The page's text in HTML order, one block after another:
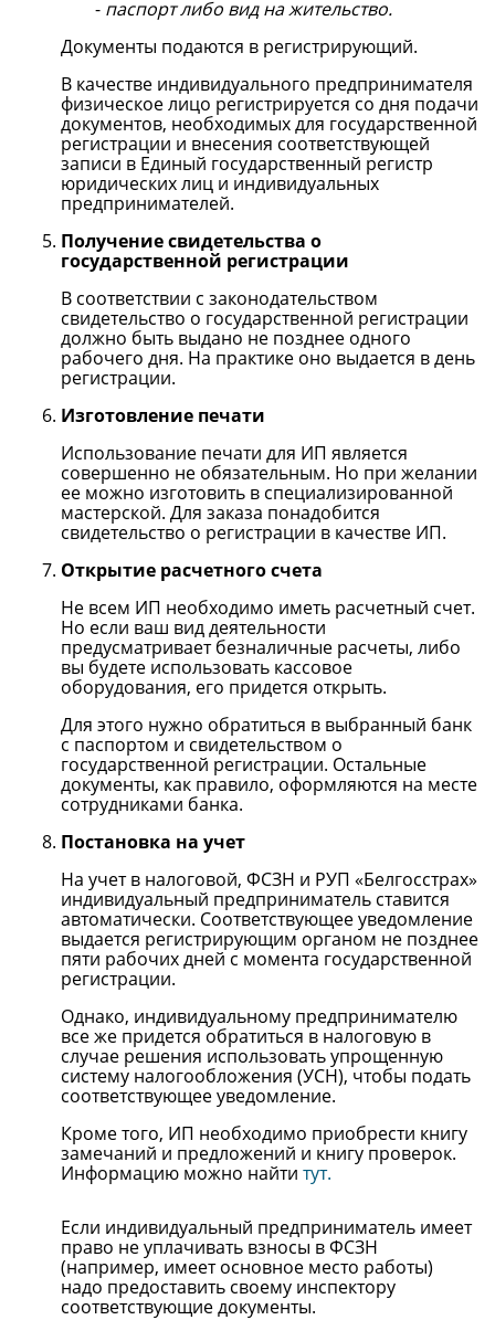
паспорт либо вид на жительство.
Документы подаются в регистрирующий.
В качестве индивидуального предпринимателя
физическое лицо регистрируется со дня подачи
документов, необходимых для государственной
регистрации и внесения соответствующей
записи в Единый государственный регистр
юридических лиц и индивидуальных
предпринимателей.
Получение свидетельства о
государственной регистрации
В соответствии с законодательством
свидетельство о государственной регистрации
должно быть выдано не позднее одного
рабочего дня. На практике оно выдается в день
регистрации.
Изготовление печати
Использование печати для ИП является
совершенно не обязательным. Но при желании
ее можно изготовить в специализированной
мастерской. Для заказа понадобится
свидетельство о регистрации в качестве ИП.
Открытие расчетного счета
Не всем ИП необходимо иметь расчетный счет.
Но если ваш вид деятельности
предусматривает безналичные расчеты, либо
вы будете использовать кассовое
оборудования, его придется открыть.
Для этого нужно обратиться в выбранный банк
с паспортом и свидетельством о
государственной регистрации. Остальные
документы, как правило, оформляются на месте
сотрудниками банка.
Постановка на учет
На учет в налоговой, ФСЗН и РУП «Белгосстрах»
индивидуальный предприниматель ставится
автоматически. Соответствующее уведомление
выдается регистрирующим органом не позднее
пяти рабочих дней с момента государственной
регистрации.
Однако, индивидуальному предпринимателю
все же придется обратиться в налоговую в
случае решения использовать упрощенную
систему налогообложения (УСН), чтобы подать
соответствующее уведомление.
Кроме того, ИП необходимо приобрести книгу
замечаний и предложений и книгу проверок.
Информацию можно найти тут.
Если индивидуальный предприниматель имеет
право не уплачивать взносы в ФСЗН
(например, имеет основное место работы)
надо предоставить своему инспектору
соответствующие документы.